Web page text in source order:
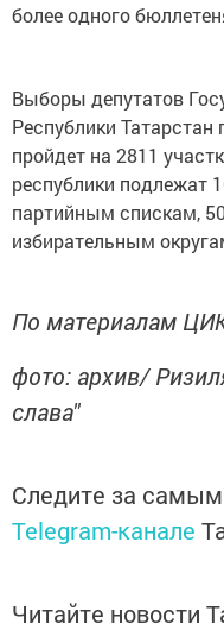
более одного
Выборы депутатов
Республики Татарстан
пройдет на 2811
республики подлежат
партийным спискам,
избирательным
По материалам
фото: архив/
слава"
Следите за
Telegram-канале
Читайте новости